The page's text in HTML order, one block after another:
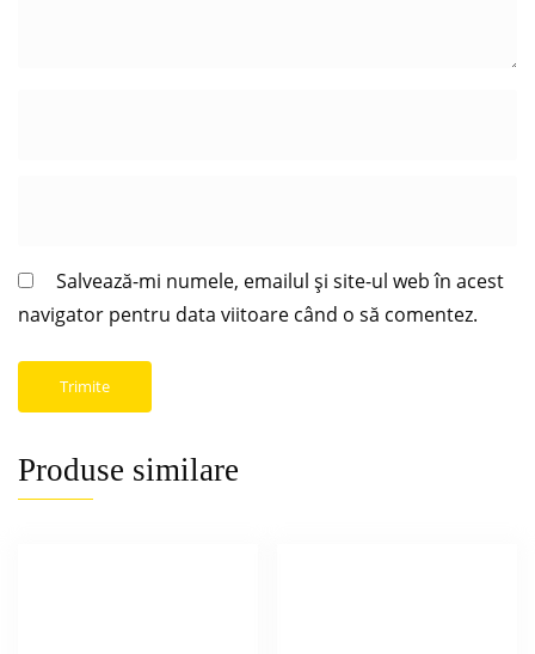
Salvează-mi numele, emailul și site-ul web în acest
navigator pentru data viitoare când o să comentez.
Produse similare